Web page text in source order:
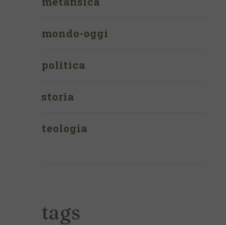
mondo-oggi
politica
storia
teologia
tags